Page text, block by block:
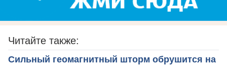
Читайте также:
Сильный геомагнитный шторм обрушится на